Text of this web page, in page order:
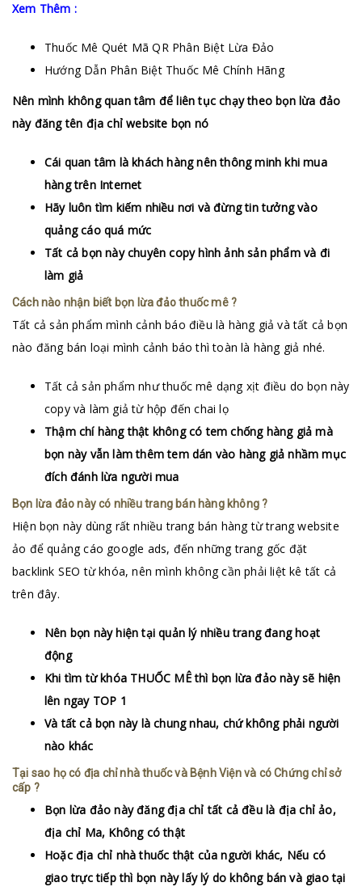
Xem Thêm :
Thuốc Mê Quét Mã QR Phân Biệt Lừa Đảo
Hướng Dẫn Phân Biệt Thuốc Mê Chính Hãng
Nên mình không quan tâm để liên tục chạy theo bọn lừa đảo
này đăng tên địa chỉ website bọn nó
Cái quan tâm là khách hàng nên thông minh khi mua
hàng trên Internet
Hãy luôn tìm kiếm nhiều nơi và đừng tin tưởng vào
quảng cáo quá mức
Tất cả bọn này chuyên copy hình ảnh sản phẩm và đi
làm giả
Cách nào nhận biết bọn lừa đảo thuốc mê ?
Tất cả sản phẩm mình cảnh báo điều là hàng giả và tất cả bọn
nào đăng bán loại mình cảnh báo thì toàn là hàng giả nhé.
Tất cả sản phẩm nhưthuốc mê dạng xịt điều do bọn này
copy và làm giả từ hộp đến chai lọ
Thậm chí hàng thật không có tem chống hàng giả mà
bọn này vẫn làm thêm tem dán vào hàng giả nhầm mục
đích đánh lừa người mua
Bọn lừa đảo này có nhiều trang bán hàng không ?
Hiện bọn này dùng rất nhiều trang bán hàng từ trang website
ảo để quảng cáo google ads, đến những trang gốc đặt
backlink SEO từ khóa, nên mình không cần phải liệt kê tất cả
trên đây.
Nên bọn này hiện tại quản lý nhiều trang đang hoạt
động
Khi tìm từ khóa THUỐC MÊ thì bọn lừa đảo này sẽ hiện
lên ngay TOP 1
Và tất cả bọn này là chung nhau, chứ không phải người
nào khác
Tại sao họ có địa chỉ nhà thuốc và Bệnh Viện và có Chứng chỉ sở
cấp ?
Bọn lừa đảo này đăng địa chỉ tất cả đều là địa chỉ ảo,
địa chỉ Ma, Không có thật
Hoặc địa chỉ nhà thuốc thật của người khác, Nếu có
giao trực tiếp thì bọn này lấy lý do không bán và giao tại